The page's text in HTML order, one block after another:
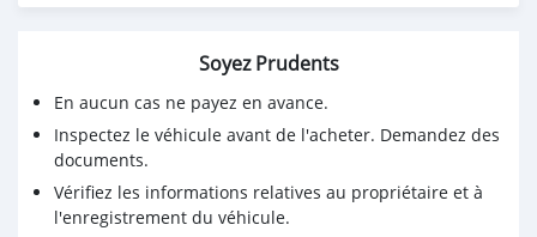
Soyez Prudents
En aucun cas ne payez en avance.
Inspectez le véhicule avant de l'acheter. Demandez des
documents.
Vérifiez les informations relatives au propriétaire et à
l'enregistrement du véhicule.